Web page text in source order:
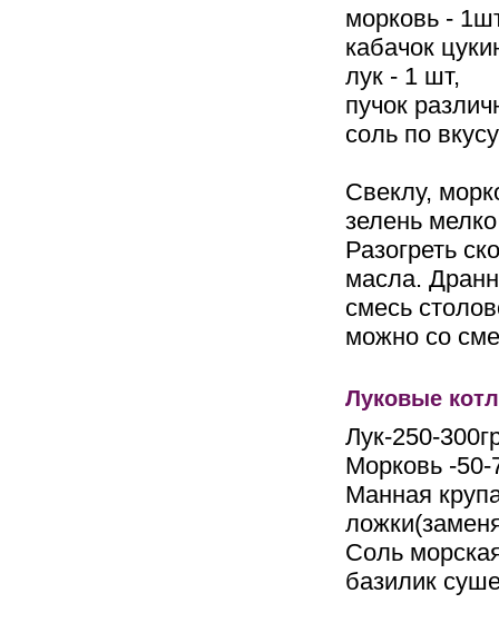
морковь -
кабачок
лук - 1 шт,
пучок
соль по
Свеклу,
зелень
Разогреть
масла.
смесь
можно со
Луковые
Лук-250-
Морковь -50-
Манная
Соль
базилик